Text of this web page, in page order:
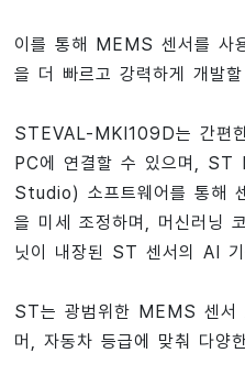
이를 통해 MEMS 센서를 사
을 더 빠르고 강력하게 개발
STEVAL-MKI109D는 간편
PC에 연결할 수 있으며,
Studio) 소프트웨어를 통해
을 미세 조정하며, 머신러닝
닛이 내장된 ST 센서의 AI
ST는 광범위한 MEMS 센서
머, 자동차 등급에 맞춰 다양